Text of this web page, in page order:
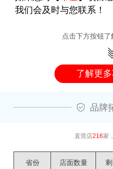
我们会及时与您联系！
点击下方按钮
了解更
品牌
直营店216家
省份 店面数量